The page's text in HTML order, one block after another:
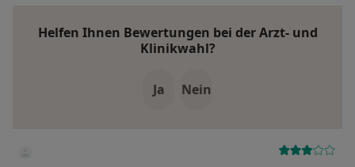
Helfen Ihnen Bewertungen bei der Arzt- und
Klinikwahl?
Ja Nein